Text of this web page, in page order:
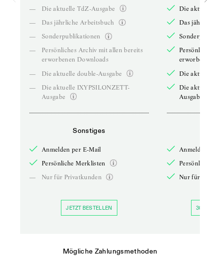
—
Die aktuelle TdZ-Ausgabe
—
Das jährliche Arbeitsbuch
—
Sonderpublikationen
—
Persönliches Archiv mit allen bereits
erworbenen Downloads
—
Die aktuelle double-Ausgabe
—
Die aktuelle IXYPSILONZETT-
Ausgabe
Sonstiges
Anmelden per E-Mail
Persönliche Merklisten
—
Nur für Privatkunden
JETZT BESTELLEN
Die aktuelle
Das jährliche
Persönliches
erworbenen
Die aktuelle
Die aktuelle
Ausgabe
Anmelden
Persönliche
Nur für
30 TAGE
Mögliche Zahlungsmethoden